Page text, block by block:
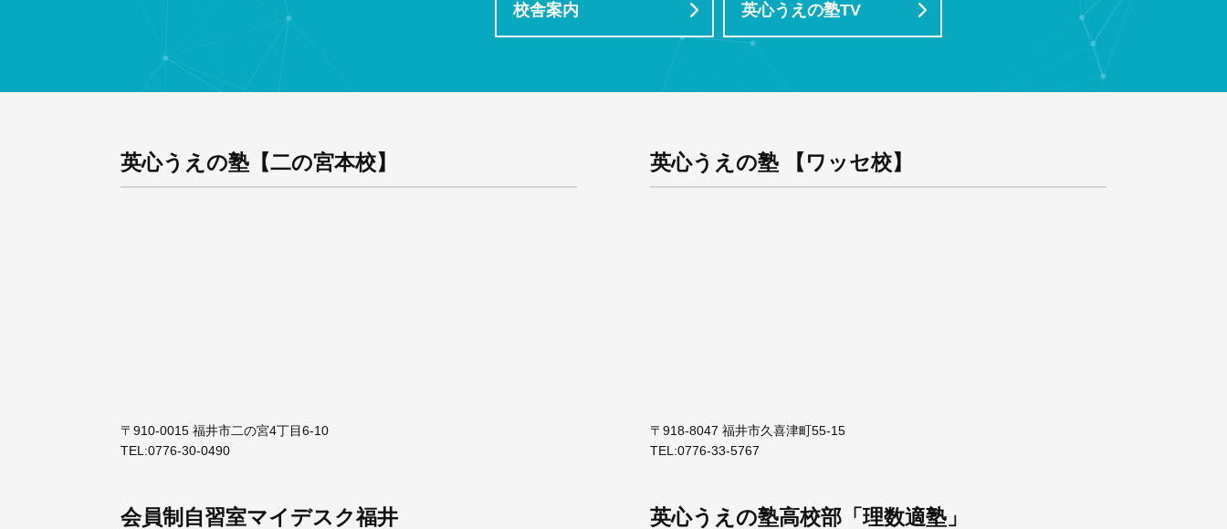
校舎案内 英心うえの塾TV
英心うえの塾【二の宮本校】
〒910-0015 福井市二の宮4丁目6-10
TEL:0776-30-0490
英心うえの塾 【ワッセ校】
〒918-8047 福井市久喜津町55-15
TEL:0776-33-5767
会員制自習室マイデスク福井 英心うえの塾高校部「理数適塾」